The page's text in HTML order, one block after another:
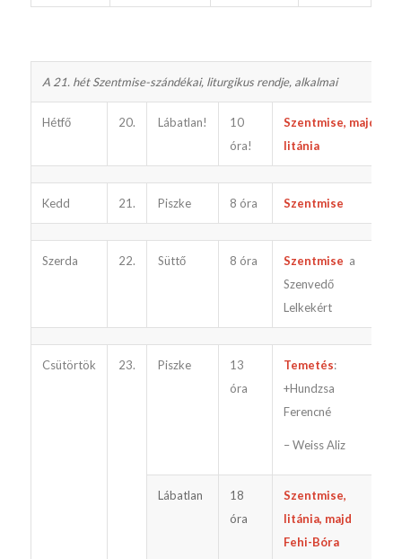
A 21. hét Szentmise-szándékai, liturgikus rendje, alkalmai
Hétfő 20. Lábatlan!
10
óra!
Szentmise, majd
litánia
Kedd 21. Piszke 8 óra Szentmise
Szerda 22. Süttő 8 óra Szentmise a
Szenvedő
Lelkekért
Csütörtök 23. Piszke
13
óra
Temetés:
+Hundzsa
Ferencné
– Weiss Aliz
Lábatlan
18
óra
Szentmise,
litánia, majd
Fehi-Bóra